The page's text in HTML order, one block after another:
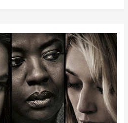
دوباره
ننواز
سام!